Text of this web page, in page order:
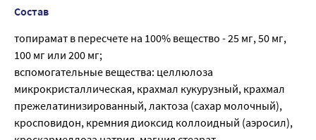
Состав
топирамат в пересчете на 100% вещество - 25 мг, 50 мг,
100 мг или 200 мг;
вспомогательные вещества: целлюлоза
микрокристаллическая, крахмал кукурузный, крахмал
прежелатинизированный, лактоза (сахар молочный),
кросповидон, кремния диоксид коллоидный (аэросил),